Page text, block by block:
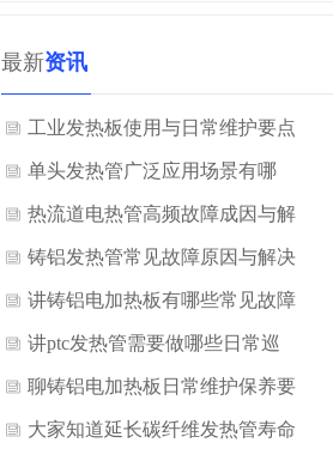
最新资讯
工业发热板使用与日常维护要点
是什么？
单头发热管广泛应用场景有哪
些？
热流道电热管高频故障成因与解
决方案是什么？
铸铝发热管常见故障原因与解决
方案是什么？
讲铸铝电加热板有哪些常见故障
与处理文案？
讲ptc发热管需要做哪些日常巡
检？
聊铸铝电加热板日常维护保养要
点有哪些？
大家知道延长碳纤维发热管寿命